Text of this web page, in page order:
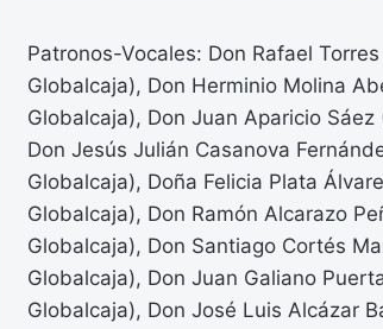
Patronos-Vocales: Don Rafael
Globalcaja), Don Herminio Molina
Globalcaja), Don Juan Aparicio
Don Jesús Julián Casanova
Globalcaja), Doña Felicia Plata
Globalcaja), Don Ramón Alcarazo
Globalcaja), Don Santiago Cortés
Globalcaja), Don Juan Galiano
Globalcaja), Don José Luis Alcázar